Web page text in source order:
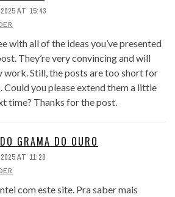
AT 15:43
with all of the ideas you’ve presented
They’re very convincing and will
work. Still, the posts are too short for
Could you please extend them a little
time? Thanks for the post.
GRAMA DO OURO
AT 11:28
com este site. Pra saber mais